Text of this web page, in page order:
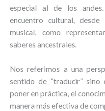
especial al de los
encuentro cultural,
musical, como
saberes ancestrales.
Nos referimos a una
sentido de “traducir” sino
poner en práctica, el
manera más efectiva de